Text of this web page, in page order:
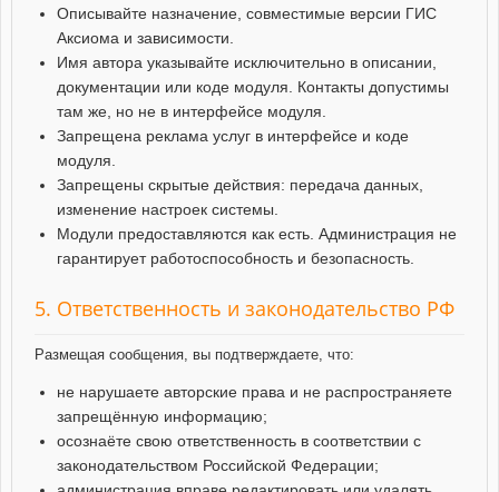
Описывайте назначение, совместимые версии ГИС
Аксиома и зависимости.
Имя автора указывайте исключительно в описании,
документации или коде модуля. Контакты допустимы
там же, но не в интерфейсе модуля.
Запрещена реклама услуг в интерфейсе и коде
модуля.
Запрещены скрытые действия: передача данных,
изменение настроек системы.
Модули предоставляются как есть. Администрация не
гарантирует работоспособность и безопасность.
5. Ответственность и законодательство РФ
Размещая сообщения, вы подтверждаете, что:
не нарушаете авторские права и не распространяете
запрещённую информацию;
осознаёте свою ответственность в соответствии с
законодательством Российской Федерации;